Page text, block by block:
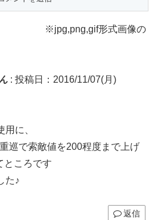
※jpg,png,gif形式画像の
: 投稿日：2016/11/07(月)
に、
巡で索敵値を200程度まで上げ
ところです
た♪
返信